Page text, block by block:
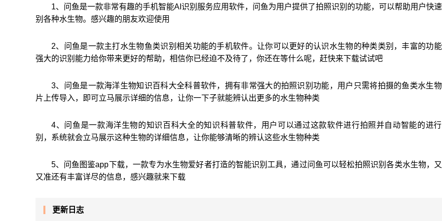
1、问鱼是一款非常有趣的手机智能AI识别服务应用软件，问鱼为用户提供了拍照识别的功能，可以帮助用户快
别各种水生物。感兴趣的朋友欢迎使用
2、问鱼是一款主打水生物鱼类识别相关功能的手机软件。让你可以更好的认识水生物的种类类别，丰富的功
强大的识别能力给你带来更好的帮助，相信你已经迫不及待了，你还在等什么呢，赶快来下载试试吧
3、问鱼是一款海洋生物知识百科大全科普软件，拥有非常强大的拍照识别功能，用户只需将拍摄的鱼类水生物
片上传导入，即可立马展示详细的信息，让你一下子就能辨认出更多的水生物种类
4、问鱼是一款海洋生物的知识百科大全的知识科普软件，用户可以通过这款软件进行拍照并自动智能的进
别，系统就会立马展示这种生物的详细信息，让你能够清晰的辨认这些水生物种类
5、问鱼图鉴app下载，一款专为水生物爱好者打造的智能识别工具，通过问鱼可以轻松拍照识别各类水生物，
又准还有丰富详尽的信息，感兴趣就来下载
更新日志